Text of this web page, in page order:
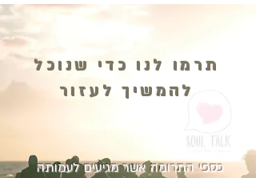
תרמו לנו כדי שנוכל
להמשיך לעזור
כספי התרומה אשר מגיעים לעמותה